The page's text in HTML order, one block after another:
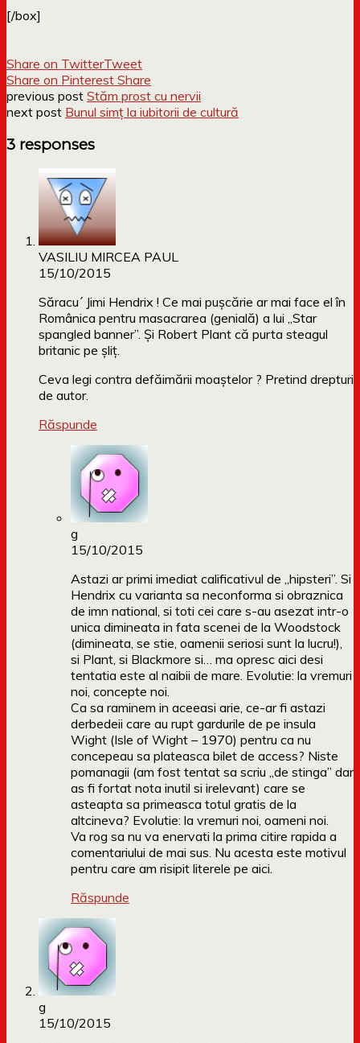
[/box]
Share on TwitterTweet
Share on Pinterest Share
previous post Stăm prost cu nervii
next post Bunul simț la iubitorii de cultură
3 responses
VASILIU MIRCEA PAUL
15/10/2015
Săracu´ Jimi Hendrix ! Ce mai pușcărie ar mai face el în
Românica pentru masacrarea (genială) a lui „Star
spangled banner”. Și Robert Plant că purta steagul
britanic pe șliț.
Ceva legi contra defăimării moaștelor ? Pretind drepturi
de autor.
Răspunde
g
15/10/2015
Astazi ar primi imediat calificativul de „hipsteri”. Si
Hendrix cu varianta sa neconforma si obraznica
de imn national, si toti cei care s-au asezat intr-o
unica dimineata in fata scenei de la Woodstock
(dimineata, se stie, oamenii seriosi sunt la lucru!),
si Plant, si Blackmore si… ma opresc aici desi
tentatia este al naibii de mare. Evolutie: la vremuri
noi, concepte noi.
Ca sa raminem in aceeasi arie, ce-ar fi astazi
derbedeii care au rupt gardurile de pe insula
Wight (Isle of Wight – 1970) pentru ca nu
concepeau sa plateasca bilet de access? Niste
pomanagii (am fost tentat sa scriu „de stinga” dar
as fi fortat nota inutil si irelevant) care se
asteapta sa primeasca totul gratis de la
altcineva? Evolutie: la vremuri noi, oameni noi.
Va rog sa nu va enervati la prima citire rapida a
comentariului de mai sus. Nu acesta este motivul
pentru care am risipit literele pe aici.
Răspunde
g
15/10/2015